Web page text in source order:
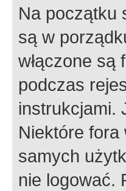
Na początku
są w
włączone są
podczas
instrukcjami.
Niektóre
samych
nie logować.